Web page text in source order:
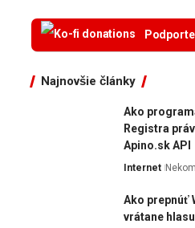
Najnovšie články
Ako
Registra
Apino.sk API
Internet
Ako prepnúť
vrátane hlasu